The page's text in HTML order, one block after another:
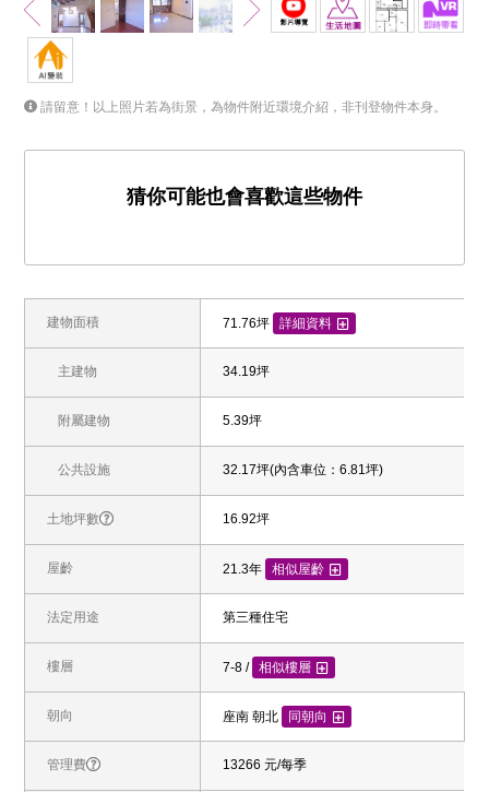
請留意！以上照片若為街景，為物件附近環境介紹，非刊登物件本身。
猜你可能也會喜歡這些物件
建物面積 71.76坪 詳細資料
主建物 34.19坪
附屬建物 5.39坪
公共設施 32.17坪(內含車位：6.81坪)
土地坪數 16.92坪
屋齡 21.3年 相似屋齡
法定用途 第三種住宅
樓層 7-8 / 相似樓層
朝向 座南 朝北 同朝向
管理費 13266 元/每季